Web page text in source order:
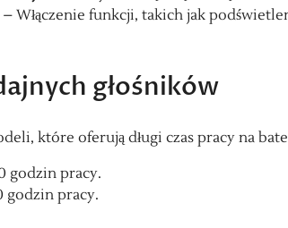
– Włączenie funkcji, takich jak
głośników
które oferują długi czas pracy na
godzin pracy.
godzin pracy.